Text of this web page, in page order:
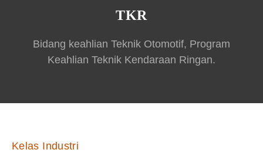
TKR
Bidang keahlian Teknik Otomotif, Program
Keahlian Teknik Kendaraan Ringan.
Kelas Industri